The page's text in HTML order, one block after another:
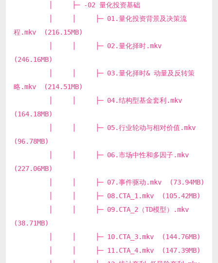
│ ├─ -02 量化投资基础
│ │ ├─ 01.量化投资背景及决策流
程.mkv (216.15MB)
│ │ ├─ 02.量化择时.mkv
(246.16MB)
│ │ ├─ 03.量化择时& 动量及反转策
略.mkv (214.51MB)
│ │ ├─ 04.结构型基金套利.mkv
(164.18MB)
│ │ ├─ 05.行业轮动与相对价值.mkv
(96.78MB)
│ │ ├─ 06.市场中性和多因子.mkv
(227.06MB)
│ │ ├─ 07.事件驱动.mkv (73.94MB)
│ │ ├─ 08.CTA_1.mkv (105.42MB)
│ │ ├─ 09.CTA_2（TD模型）.mkv
(38.71MB)
│ │ ├─ 10.CTA_3.mkv (144.76MB)
│ │ ├─ 11.CTA_4.mkv (147.39MB)